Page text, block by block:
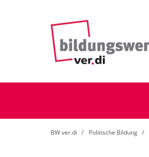
BW ver.di Politische Bildung